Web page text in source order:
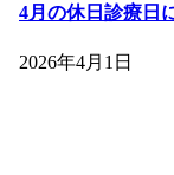
4月の休日診療日
2026年4月1日